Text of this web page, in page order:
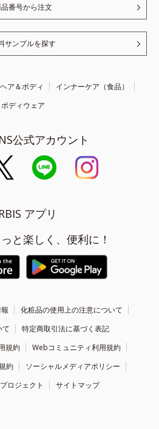
番号から注文
サンプルを探す
ヘア＆ボディ
インナーケア（食品）
ボディウェア
公式アカウント
アプリ
と楽しく、便利に！
化粧品の使用上の注意について
て
特定商取引法に基づく表記
規約
Webコミュニティ利用規約
約
ソーシャルメディアポリシー
ロジェクト
サイトマップ